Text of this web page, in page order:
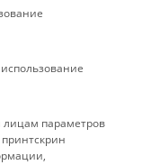
д. 121
нашими
событий на
лицам параметров